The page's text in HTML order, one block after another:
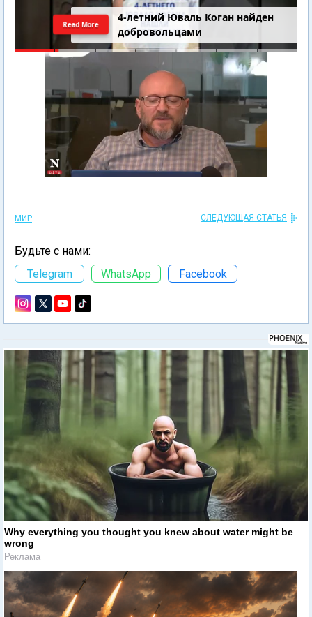
4-летний Юваль Коган найден
добровольцами
Read More
МИР СЛЕДУЮЩАЯ СТАТЬЯ
Будьте с нами:
Telegram
WhatsApp Facebook
Why everything you thought you knew about water might be
wrong
Реклама